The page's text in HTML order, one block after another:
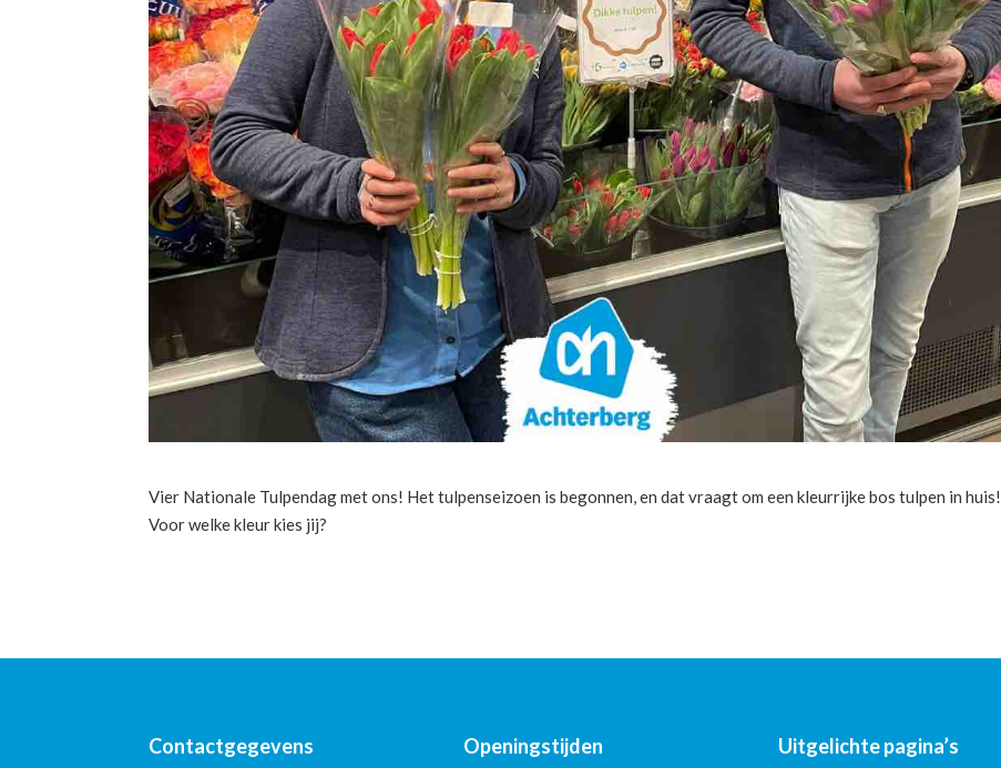
Vier Nationale Tulpendag met ons! Het tulpenseizoen is begonnen, en dat vraagt om een kleurrijke bos tulpen in huis!
Voor welke kleur kies jij?
Contactgegevens Openingstijden Uitgelichte pagina’s